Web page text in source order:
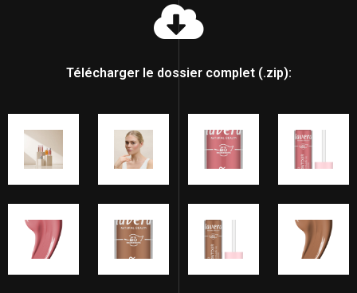
Télécharger le dossier complet (.zip):